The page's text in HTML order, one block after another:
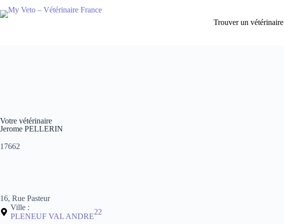
Trouver un vétérinaire
Votre vétérinaire
Jerome PELLERIN
17662
16, Rue Pasteur
Ville :
PLENEUF VAL ANDRE
22